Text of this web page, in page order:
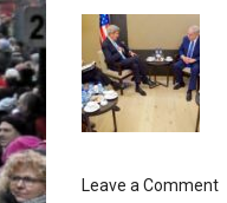
Leave a Comment